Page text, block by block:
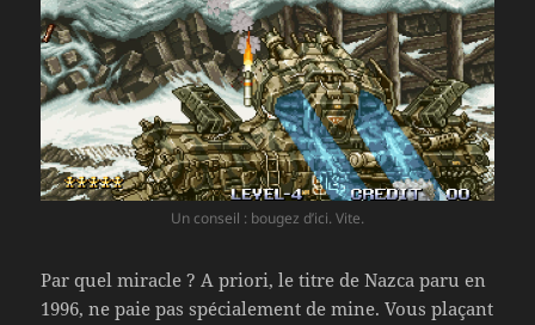
Un conseil : bougez d’ici. Vite.
Par quel miracle ? A priori, le titre de Nazca paru en
1996, ne paie pas spécialement de mine. Vous plaçant